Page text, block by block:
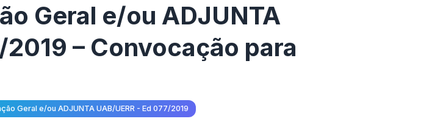
Geral e/ou ADJUNTA
2019 – Convocação para
Geral e/ou ADJUNTA UAB/UERR - Ed 077/2019